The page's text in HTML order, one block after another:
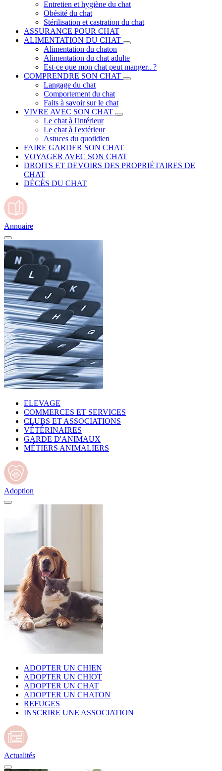
Entretien et hygiène du chat
Obésité du chat
Stérilisation et castration du chat
ASSURANCE POUR CHAT
ALIMENTATION DU CHAT
Alimentation du chaton
Alimentation du chat adulte
Est-ce que mon chat peut manger.. ?
COMPRENDRE SON CHAT
Langage du chat
Comportement du chat
Faits à savoir sur le chat
VIVRE AVEC SON CHAT
Le chat à l'intérieur
Le chat à l'extérieur
Astuces du quotidien
FAIRE GARDER SON CHAT
VOYAGER AVEC SON CHAT
DROITS ET DEVOIRS DES PROPRIÉTAIRES DE
CHAT
DÉCÈS DU CHAT
Annuaire
ELEVAGE
COMMERCES ET SERVICES
CLUBS ET ASSOCIATIONS
VÉTÉRINAIRES
GARDE D'ANIMAUX
MÉTIERS ANIMALIERS
Adoption
ADOPTER UN CHIEN
ADOPTER UN CHIOT
ADOPTER UN CHAT
ADOPTER UN CHATON
REFUGES
INSCRIRE UNE ASSOCIATION
Actualités